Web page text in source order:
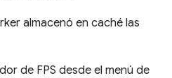
almacenó en caché las
de FPS desde el menú de